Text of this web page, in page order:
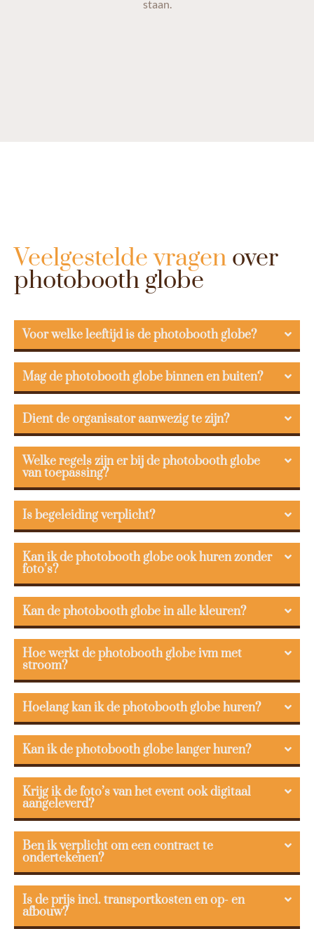
staan.
Veelgestelde vragen over
photobooth globe
Voor welke leeftijd is de photobooth globe?
Mag de photobooth globe binnen en buiten?
Dient de organisator aanwezig te zijn?
Welke regels zijn er bij de photobooth globe
van toepassing?
Is begeleiding verplicht?
Kan ik de photobooth globe ook huren zonder
foto’s?
Kan de photobooth globe in alle kleuren?
Hoe werkt de photobooth globe ivm met
stroom?
Hoelang kan ik de photobooth globe huren?
Kan ik de photobooth globe langer huren?
Krijg ik de foto’s van het event ook digitaal
aangeleverd?
Ben ik verplicht om een contract te
ondertekenen?
Is de prijs incl. transportkosten en op- en
afbouw?